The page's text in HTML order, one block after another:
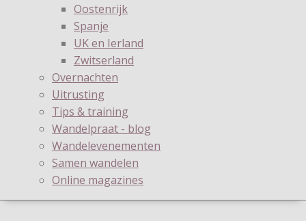
Oostenrijk
Spanje
UK en Ierland
Zwitserland
Overnachten
Uitrusting
Tips & training
Wandelpraat - blog
Wandelevenementen
Samen wandelen
Online magazines